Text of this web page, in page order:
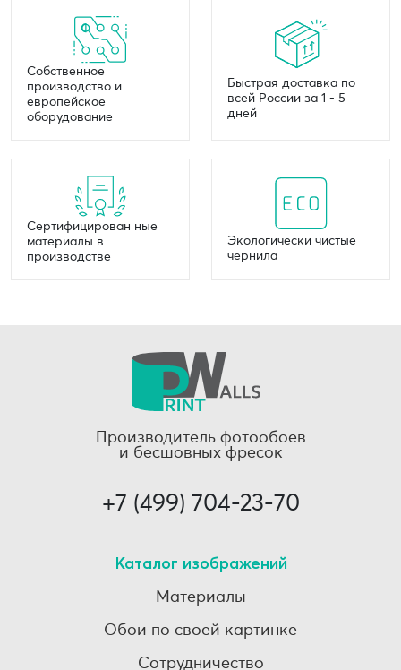
Собственное
производство и
европейское
оборудование
Быстрая доставка по
всей России за 1 - 5
дней
Сертифицирован ные
материалы в
производстве
Экологически чистые
чернила
Производитель фотообоев
и бесшовных фресок
+7 (499) 704-23-70
Каталог изображений
Материалы
Обои по своей картинке
Сотрудничество